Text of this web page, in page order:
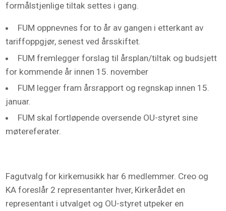
formålstjenlige tiltak settes i gang.
FUM oppnevnes for to år av gangen i etterkant av
tariffoppgjør, senest ved årsskiftet.
FUM fremlegger forslag til årsplan/tiltak og budsjett
for kommende år innen 15. november
FUM legger fram årsrapport og regnskap innen 15.
januar.
FUM skal fortløpende oversende OU-styret sine
møtereferater.
Fagutvalg for kirkemusikk har 6 medlemmer. Creo og
KA foreslår 2 representanter hver, Kirkerådet en
representant i utvalget og OU-styret utpeker en